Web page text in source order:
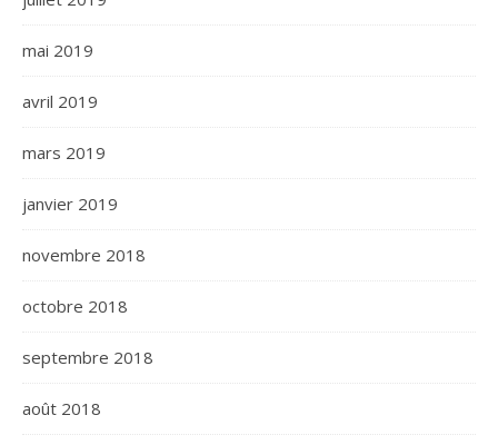
mai 2019
avril 2019
mars 2019
janvier 2019
novembre 2018
octobre 2018
septembre 2018
août 2018